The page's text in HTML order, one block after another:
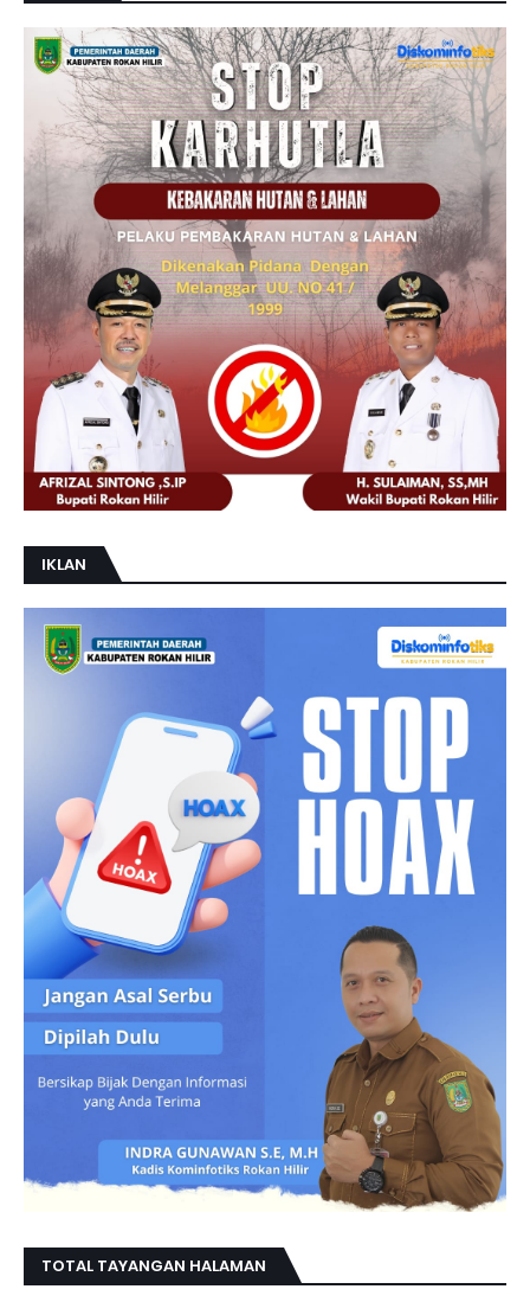
IKLAN
TOTAL TAYANGAN HALAMAN